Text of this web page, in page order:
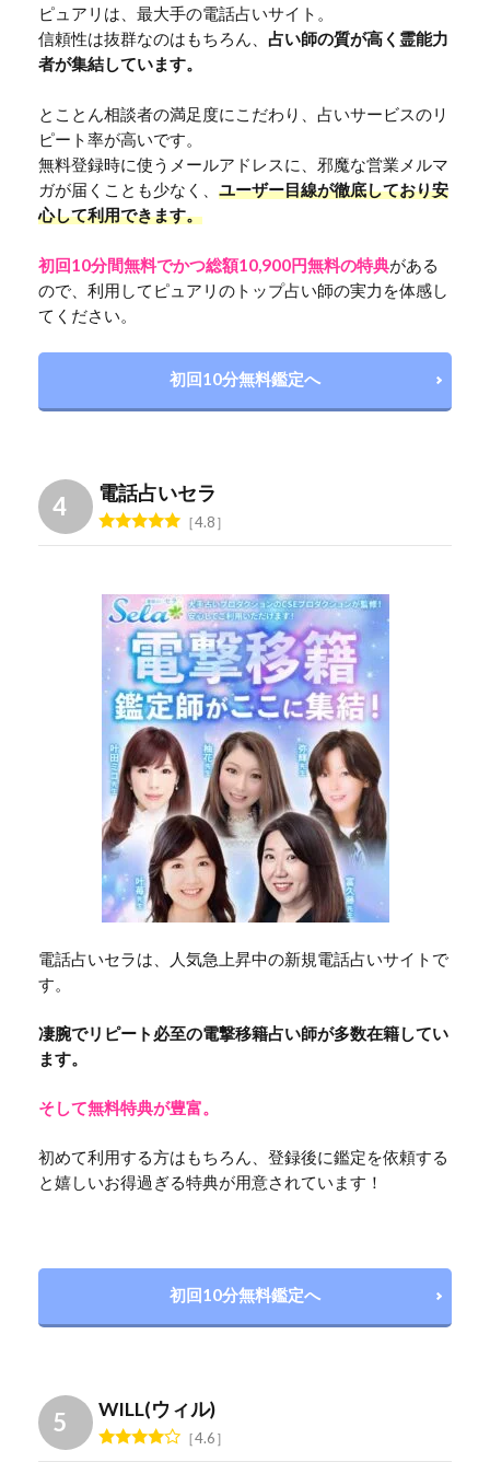
ピュアリは、最大手の電話占いサイト。
信頼性は抜群なのはもちろん、 占い師の質が高く霊能力
者が集結しています。
とことん相談者の満足度にこだわり、占いサービスのリ
ピート率が高いです。
無料登録時に使うメールアドレスに、邪魔な営業メルマ
ガが届くことも少なく、 ユーザー目線が徹底しており安
心して利用できます。
初回10分間無料でかつ総額10,900円無料の特典がある
ので、利用してピュアリのトップ占い師の実力を体感し
てください。
初回10分無料鑑定へ
電話占いセラ
4.8
電話占いセラは、人気急上昇中の新規電話占いサイトで
す。
凄腕でリピート必至の電撃移籍占い師が多数在籍してい
ます。
そして無料特典が豊富。
初めて利用する方はもちろん、登録後に鑑定を依頼する
と嬉しいお得過ぎる特典が用意されています！
初回10分無料鑑定へ
WILL(ウィル)
4.6